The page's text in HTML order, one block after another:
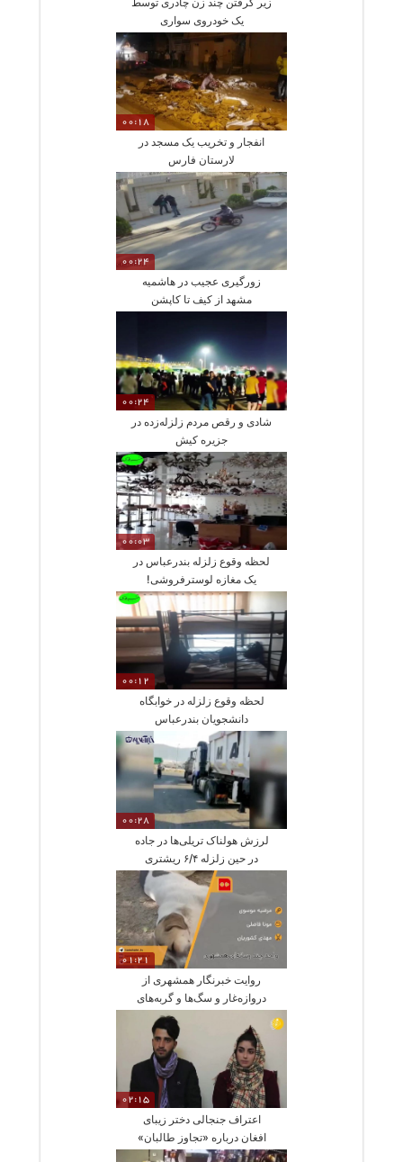
یک خودروی سواری
00:18
انفجار و تخریب یک مسجد در
لارستان فارس
00:24
زورگیری عجیب در هاشمیه
مشهد از کیف تا کاپشن
00:24
شادی و رقص مردم زلزله‌زده در
جزیره کیش
00:03
لحظه وقوع زلزله بندرعباس در
یک مغازه لوسترفروشی!
00:12
لحظه وقوع زلزله در خوابگاه
دانشجویان بندرعباس
00:28
لرزش هولناک تریلی‌ها در جاده
در حین زلزله ۶/۴ ریشتری
بندرعباس
01:21
روایت خبرنگار همشهری از
دروازه‌غار و سگ‌ها و گربه‌های
02:15
اعتراف جنجالی دختر زیبای
افغان درباره «تجاوز طالبان»